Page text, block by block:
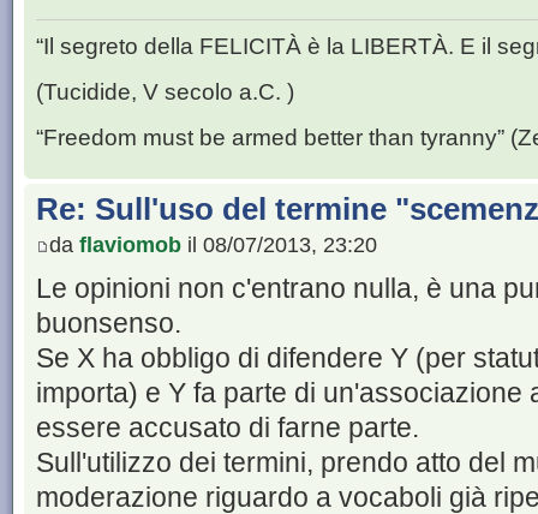
“Il segreto della FELICITÀ è la LIBERTÀ. E il
(Tucidide, V secolo a.C. )
“Freedom must be armed better than tyranny”
Re: Sull'uso del termine
da flaviomob il 08/07/2013, 23:20
Le opinioni non c'entrano nulla, è una
buonsenso.
Se X ha obbligo di difendere Y (per
importa) e Y fa parte di un'associazione
essere accusato di farne parte.
Sull'utilizzo dei termini, prendo atto del
moderazione riguardo a vocaboli già